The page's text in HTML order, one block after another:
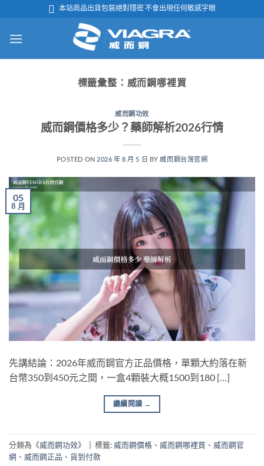
 本站商品出貨包裝絕對隱密 不會出現任何敏感字眼
標籤彙整： 威而鋼哪裡買
威而鋼功效
威而鋼價格多少？藥師解析2026行情
POSTED ON 2026 年 8 月 5 日 BY 威而鋼台灣官網
05
8 月
先講結論：2026年威而鋼官方正品價格，單顆大約落在新
台幣350到450元之間，一盒4顆裝大概1500到180 […]
繼續閱讀 →
分類為《威而鋼功效》 標籤: 威而鋼價格 、 威而鋼哪裡買 、 威而鋼官
網 、 威而鋼正品 、 貨到付款